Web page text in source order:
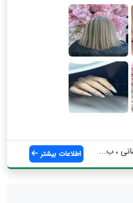
، ب... اطلاعات بیشتر